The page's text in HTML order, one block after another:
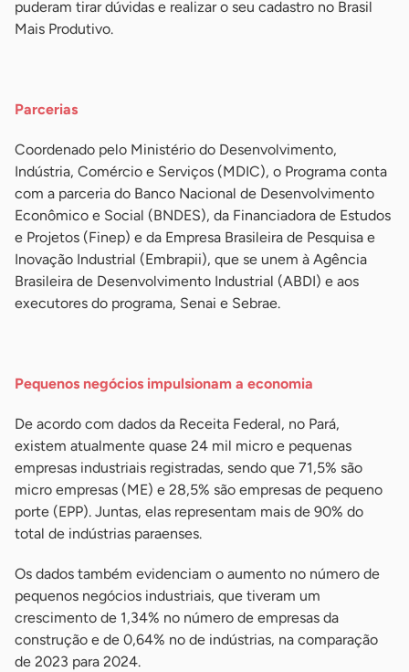
puderam tirar dúvidas e realizar o seu cadastro no Brasil
Mais Produtivo.
Parcerias
Coordenado pelo Ministério do Desenvolvimento,
Indústria, Comércio e Serviços (MDIC), o Programa conta
com a parceria do Banco Nacional de Desenvolvimento
Econômico e Social (BNDES), da Financiadora de Estudos
e Projetos (Finep) e da Empresa Brasileira de Pesquisa e
Inovação Industrial (Embrapii), que se unem à Agência
Brasileira de Desenvolvimento Industrial (ABDI) e aos
executores do programa, Senai e Sebrae.
Pequenos negócios impulsionam a economia
De acordo com dados da Receita Federal, no Pará,
existem atualmente quase 24 mil micro e pequenas
empresas industriais registradas, sendo que 71,5% são
micro empresas (ME) e 28,5% são empresas de pequeno
porte (EPP). Juntas, elas representam mais de 90% do
total de indústrias paraenses.
Os dados também evidenciam o aumento no número de
pequenos negócios industriais, que tiveram um
crescimento de 1,34% no número de empresas da
construção e de 0,64% no de indústrias, na comparação
de 2023 para 2024.